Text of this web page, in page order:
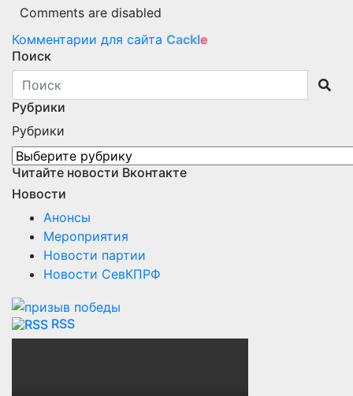
Comments are disabled
Комментарии для сайта Cackle
Поиск
Рубрики
Рубрики
Читайте новости Вконтакте
Новости
Анонсы
Мероприятия
Новости партии
Новости СевКПРФ
RSS